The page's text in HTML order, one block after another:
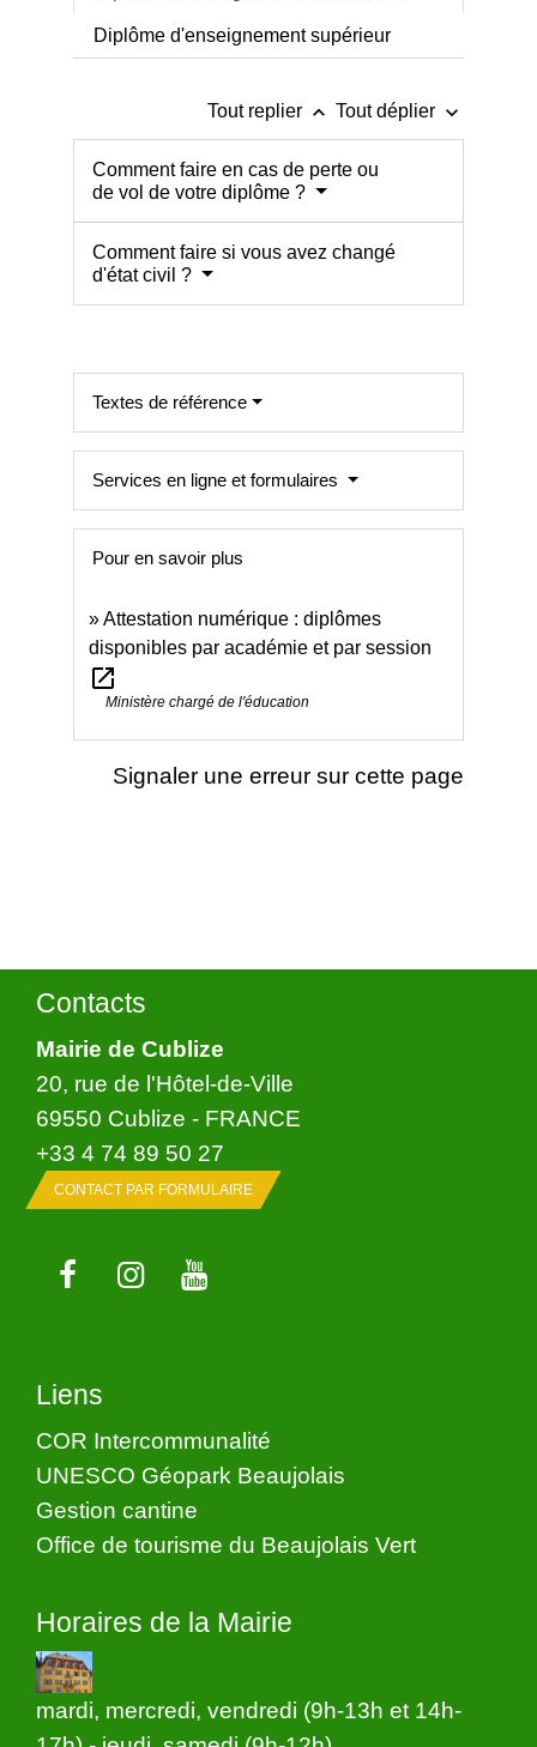
Diplôme d'enseignement supérieur
Tout replier keyboard_arrow_up Tout déplier keyboard_arrow_down
Comment faire en cas de perte ou
de vol de votre diplôme ?
Comment faire si vous avez changé
d'état civil ?
Textes de référence
Services en ligne et formulaires
Pour en savoir plus
Attestation numérique : diplômes
disponibles par académie et par session
open_in_new
Ministère chargé de l'éducation
Signaler une erreur sur cette page
Contacts
Mairie de Cublize
20, rue de l'Hôtel-de-Ville
69550 Cublize - FRANCE
+33 4 74 89 50 27
CONTACT PAR FORMULAIRE
Liens
COR Intercommunalité
UNESCO Géopark Beaujolais
Gestion cantine
Office de tourisme du Beaujolais Vert
Horaires de la Mairie
mardi, mercredi, vendredi (9h-13h et 14h-